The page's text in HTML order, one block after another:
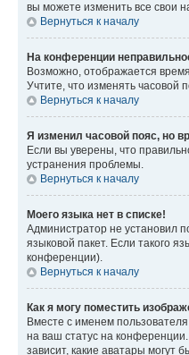
вы можете изменить все свои
Вернуться к началу
На конференции
Возможно, отображается
Учтите, что изменять часовой
Вернуться к началу
Я изменил часовой пояс, но
Если вы уверены, что
устранения проблемы.
Вернуться к началу
Моего языка нет в списке!
Администратор не установил
языковой пакет. Если такого
конференции).
Вернуться к началу
Как я могу поместить
Вместе с именем
на ваш статус на
зависит, какие аватары могут